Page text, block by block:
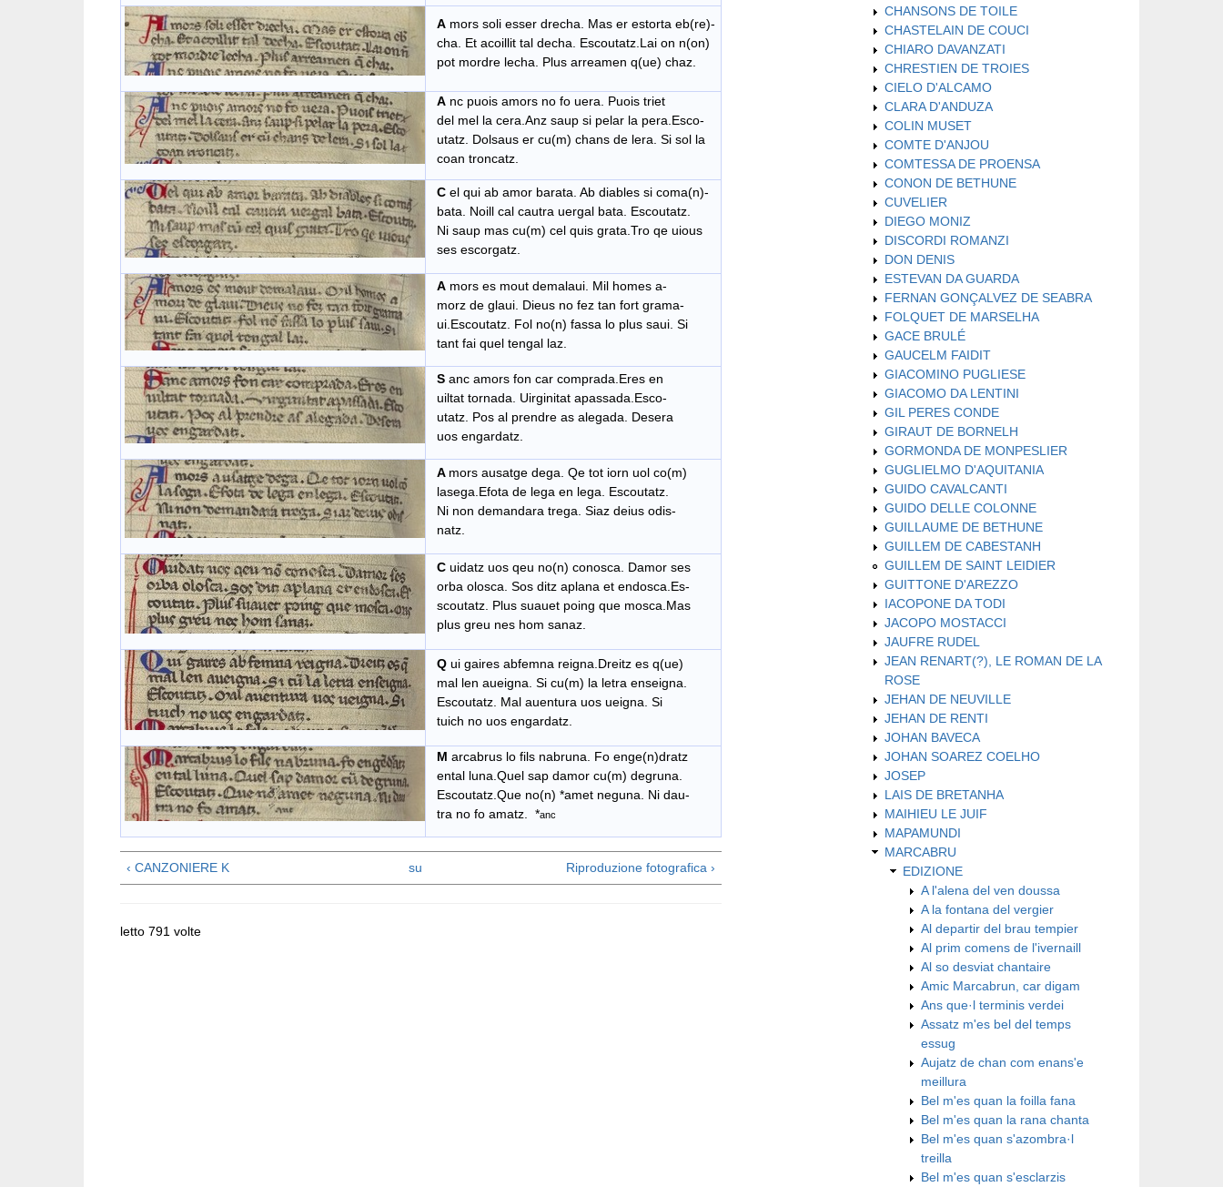
A mors soli esser drecha. Mas er estorta eb(re)-
cha. Et acoillit tal decha. Escoutatz.Lai on n(on)
pot mordre lecha. Plus arreamen q(ue) chaz.
A nc puois amors no fo uera. Puois triet
del mel la cera.Anz saup si pelar la pera.Esco-
utatz. Dolsaus er cu(m) chans de lera. Si sol la
coan troncatz.
C el qui ab amor barata. Ab diables si coma(n)-
bata. Noill cal cautra uergal bata. Escoutatz.
Ni saup mas cu(m) cel quis grata.Tro qe uious
ses escorgatz.
A mors es mout demalaui. Mil homes a-
morz de glaui. Dieus no fez tan fort grama-
ui.Escoutatz. Fol no(n) fassa lo plus saui. Si
tant fai quel tengal laz.
S anc amors fon car comprada.Eres en
uiltat tornada. Uirginitat apassada.Esco-
utatz. Pos al prendre as alegada. Desera
uos engardatz.
A mors ausatge dega. Qe tot iorn uol co(m)
lasega.Efota de lega en lega. Escoutatz.
Ni non demandara trega. Siaz deius odis-
natz.
C uidatz uos qeu no(n) conosca. Damor ses
orba olosca. Sos ditz aplana et endosca.Es-
scoutatz. Plus suauet poing que mosca.Mas
plus greu nes hom sanaz.
Q ui gaires abfemna reigna.Dreitz es q(ue)
mal len aueigna. Si cu(m) la letra enseigna.
Escoutatz. Mal auentura uos ueigna. Si
tuich no uos engardatz.
M arcabrus lo fils nabruna. Fo enge(n)dratz
ental luna.Quel sap damor cu(m) degruna.
Escoutatz.Que no(n) *amet neguna. Ni dau-
tra no fo amatz. *anc
‹ CANZONIERE K su Riproduzione fotografica ›
letto 791 volte
CHANSONS DE TOILE
CHASTELAIN DE COUCI
CHIARO DAVANZATI
CHRESTIEN DE TROIES
CIELO D'ALCAMO
CLARA D'ANDUZA
COLIN MUSET
COMTE D'ANJOU
COMTESSA DE PROENSA
CONON DE BETHUNE
CUVELIER
DIEGO MONIZ
DISCORDI ROMANZI
DON DENIS
ESTEVAN DA GUARDA
FERNAN GONÇALVEZ DE SEABRA
FOLQUET DE MARSELHA
GACE BRULÉ
GAUCELM FAIDIT
GIACOMINO PUGLIESE
GIACOMO DA LENTINI
GIL PERES CONDE
GIRAUT DE BORNELH
GORMONDA DE MONPESLIER
GUGLIELMO D'AQUITANIA
GUIDO CAVALCANTI
GUIDO DELLE COLONNE
GUILLAUME DE BETHUNE
GUILLEM DE CABESTANH
GUILLEM DE SAINT LEIDIER
GUITTONE D'AREZZO
IACOPONE DA TODI
JACOPO MOSTACCI
JAUFRE RUDEL
JEAN RENART(?), LE ROMAN DE LA
ROSE
JEHAN DE NEUVILLE
JEHAN DE RENTI
JOHAN BAVECA
JOHAN SOAREZ COELHO
JOSEP
LAIS DE BRETANHA
MAIHIEU LE JUIF
MAPAMUNDI
MARCABRU
EDIZIONE
A l'alena del ven doussa
A la fontana del vergier
Al departir del brau tempier
Al prim comens de l'ivernaill
Al so desviat chantaire
Amic Marcabrun, car digam
Ans que·l terminis verdei
Assatz m'es bel del temps
essug
Aujatz de chan com enans'e
meillura
Bel m'es quan la foilla fana
Bel m'es quan la rana chanta
Bel m'es quan s'azombra·l
treilla
Bel m'es quan s'esclarzis